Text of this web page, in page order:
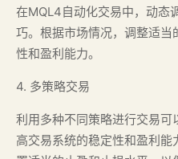
在MQL4自动化交易中，动态
巧。根据市场情况，调整适
性和盈利能力。
4. 多策略交易
利用多种不同策略进行交易
高交易系统的稳定性和盈利